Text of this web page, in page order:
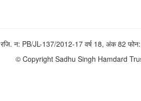
रजि. न: PB/JL-137/2012-17 वर्ष 18, अंक 82
© Copyright Sadhu Singh Hamdard